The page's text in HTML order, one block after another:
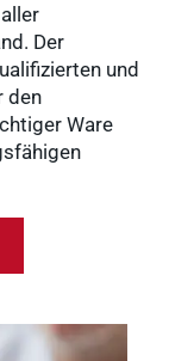
Der
und
den
Ware